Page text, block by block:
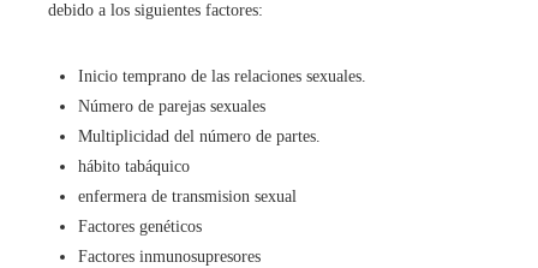
debido a los siguientes factores:
Inicio temprano de las relaciones sexuales.
Número de parejas sexuales
Multiplicidad del número de partes.
hábito tabáquico
enfermera de transmision sexual
Factores genéticos
Factores inmunosupresores